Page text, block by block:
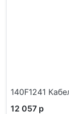
140F1241
12 057 р